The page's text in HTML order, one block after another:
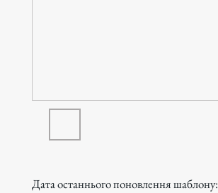
Дата останнього поновлення шаблону: